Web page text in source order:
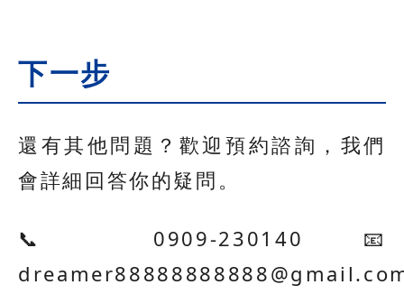
下一步
還有其他問題？歡迎預約諮詢，我們
會詳細回答你的疑問。
📞 0909-230140 📧